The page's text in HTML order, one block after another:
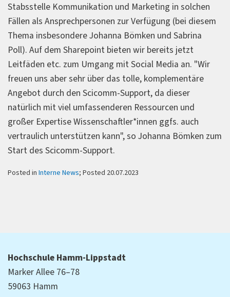
Stabsstelle Kommunikation und Marketing in solchen
Fällen als Ansprechpersonen zur Verfügung (bei diesem
Thema insbesondere Johanna Bömken und Sabrina
Poll). Auf dem Sharepoint bieten wir bereits jetzt
Leitfäden etc. zum Umgang mit Social Media an. "Wir
freuen uns aber sehr über das tolle, komplementäre
Angebot durch den Scicomm-Support, da dieser
natürlich mit viel umfassenderen Ressourcen und
großer Expertise Wissenschaftler*innen ggfs. auch
vertraulich unterstützen kann", so Johanna Bömken zum
Start des Scicomm-Support.
Posted in Interne News; Posted 20.07.2023
Hochschule Hamm-Lippstadt
Marker Allee 76–78
59063 Hamm